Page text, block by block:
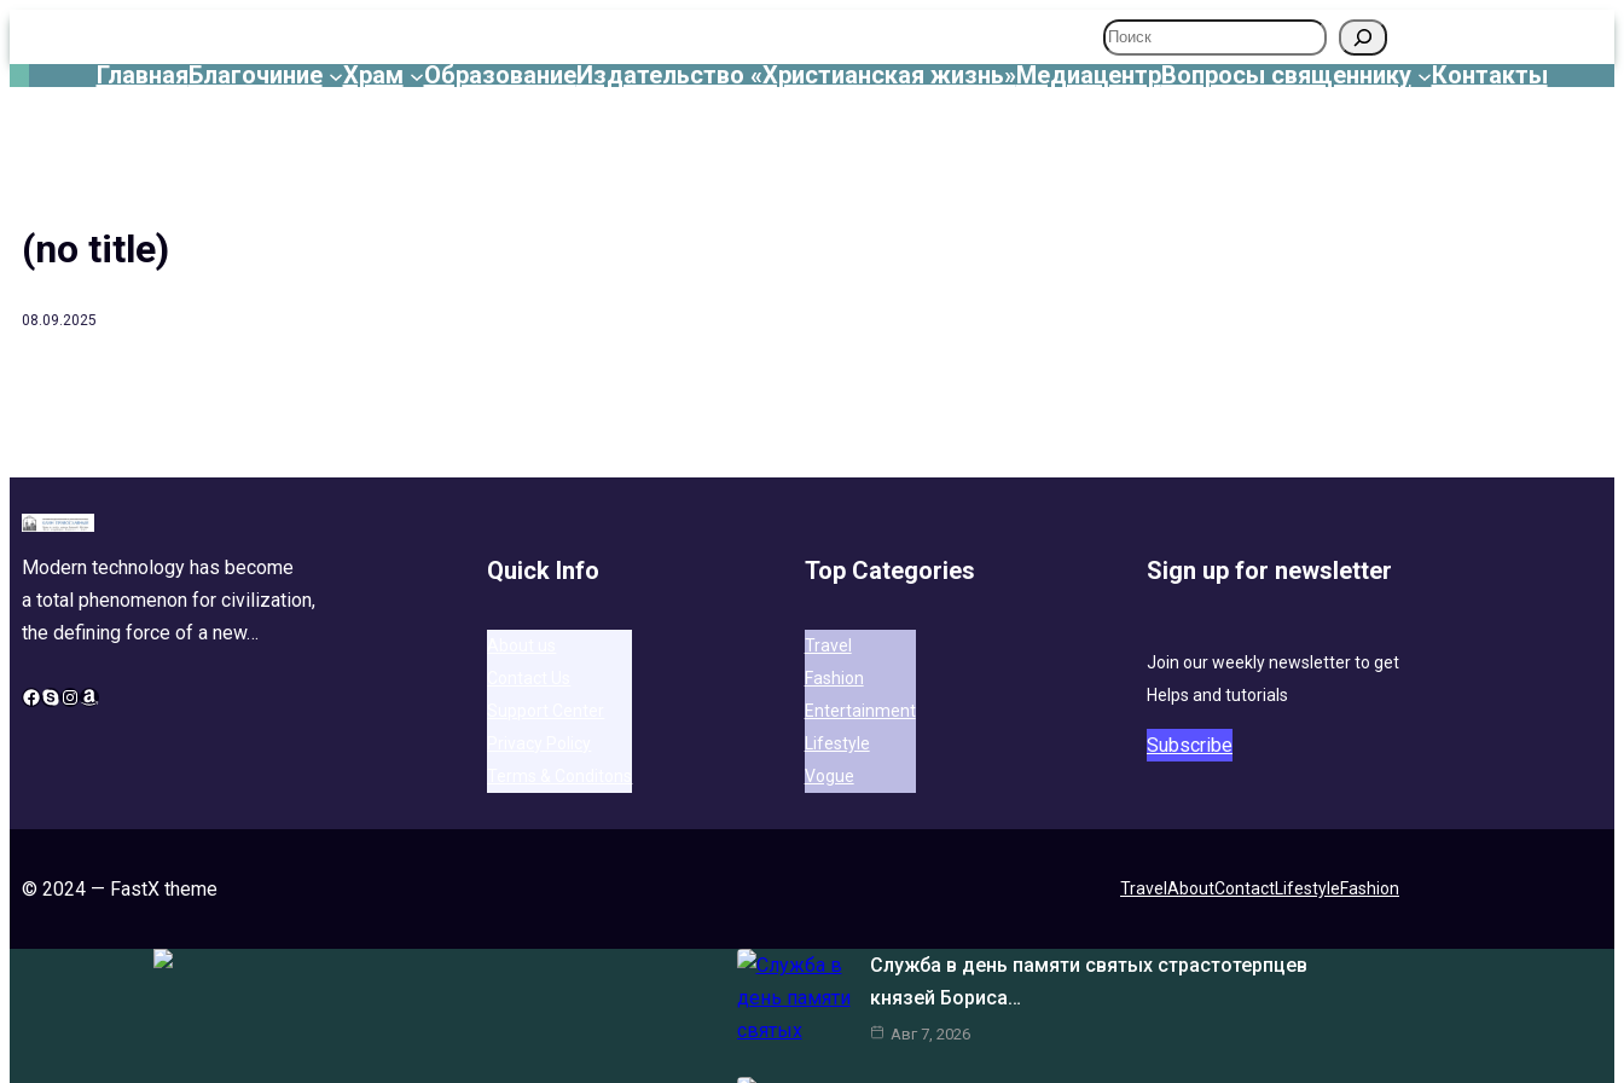
Поиск
ГлавнаяБлагочиние Храм ОбразованиеИздательство «Христианская жизнь»МедиацентрВопросы священнику Контакты
(no title)
08.09.2025
Modern technology has become
a total phenomenon for civilization,
the defining force of a new…
Facebook
Skype
Instagram
Amazon
Quick Info Top Categories
Travel
Fashion
Entertainment
Lifestyle
Vogue
Sign up for newsletter
Join our weekly newsletter to get
Helps and tutorials
Subscribe
© 2024 — FastX theme Travel AboutContactLifestyleFashion
Служба в день памяти святых страстотерпцев
князей Бориса…
Авг 7, 2026